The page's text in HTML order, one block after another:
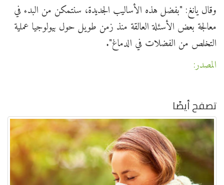
وقال يانغ: "بفضل هذه الأساليب الجديدة، سنتمكن من البدء في
معالجة بعض الأسئلة العالقة منذ زمن طويل حول بيولوجيا عملية
التخلص من الفضلات في الدماغ".
المصدر:
تصفح أيضًا